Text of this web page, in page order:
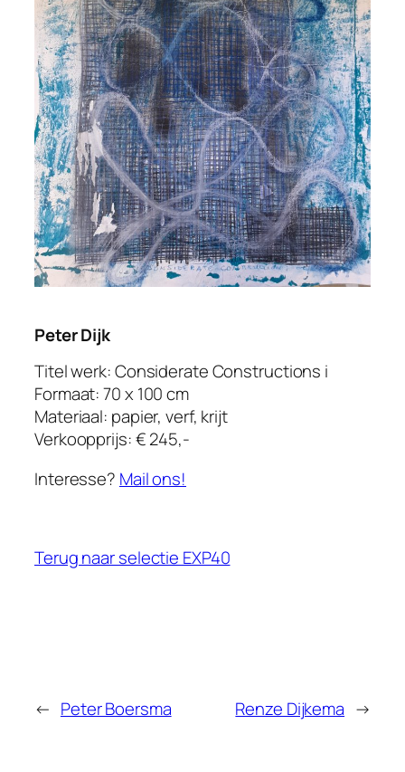
Peter Dijk
Titel werk: Considerate Constructions i
Formaat: 70 x 100 cm
Materiaal: papier, verf, krijt
Verkoopprijs: € 245,-
Interesse? Mail ons!
Terug naar selectie EXP40
← Peter Boersma Renze Dijkema →